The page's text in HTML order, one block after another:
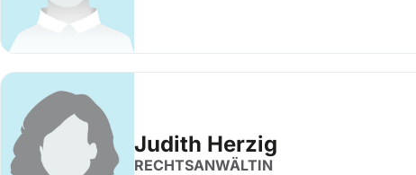
Judith Herzig
RECHTSANWÄLTIN